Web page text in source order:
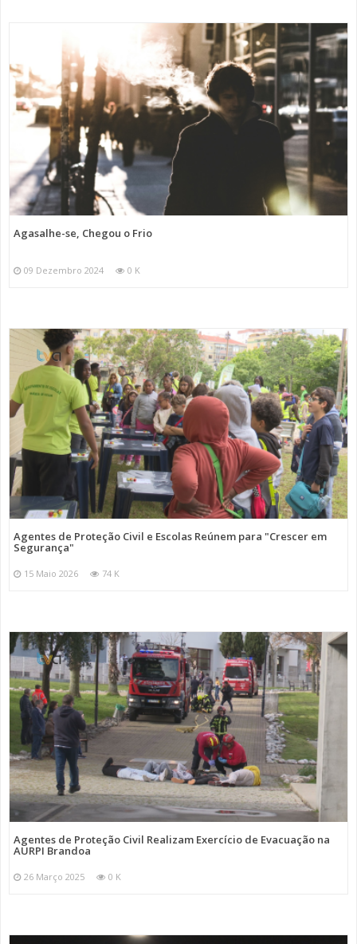
Agasalhe-se, Chegou o Frio
09 Dezembro 2024 0 K
Agentes de Proteção Civil e Escolas Reúnem para "Crescer em
Segurança"
15 Maio 2026 74 K
Agentes de Proteção Civil Realizam Exercício de Evacuação na
AURPI Brandoa
26 Março 2025 0 K